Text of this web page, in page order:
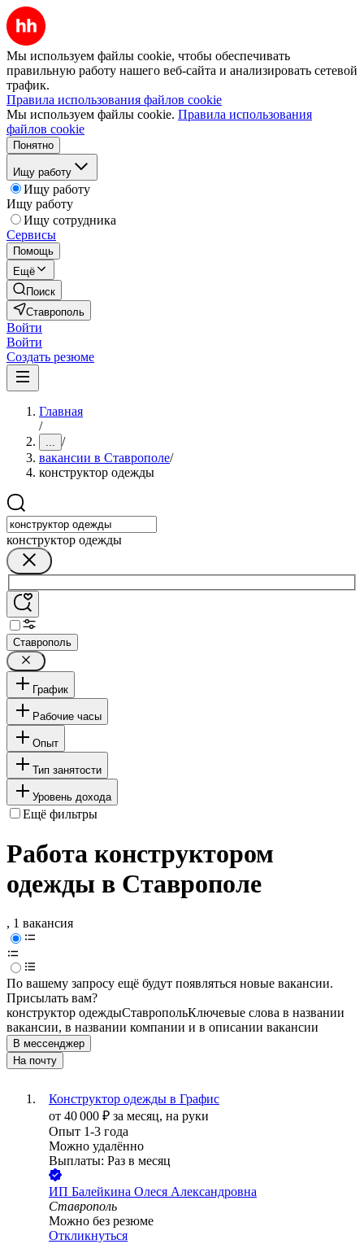
Мы используем файлы cookie, чтобы обеспечивать
правильную работу нашего веб-сайта и анализировать сетевой
трафик.
Правила использования файлов cookie
Мы используем файлы cookie. Правила использования
файлов cookie
Понятно
Ищу работу
Ищу работу
Ищу работу
Ищу сотрудника
Сервисы
Помощь
Ещё
Поиск
Ставрополь
Войти
Войти
Создать резюме
Главная
/
... /
вакансии в Ставрополе/
конструктор одежды
конструктор одежды
Ставрополь
График
Рабочие часы
Опыт
Тип занятости
Уровень дохода
Ещё фильтры
Работа конструктором
одежды в Ставрополе
, 1 вакансия
По вашему запросу ещё будут появляться новые вакансии.
Присылать вам?
конструктор одеждыСтавропольКлючевые слова в названии
вакансии, в названии компании и в описании вакансии
В мессенджер
На почту
Конструктор одежды в Графис
от 40 000 ₽ за месяц, на руки
Опыт 1-3 года
Можно удалённо
Выплаты: Раз в месяц
ИП Балейкина Олеся Александровна
Ставрополь
Можно без резюме
Откликнуться